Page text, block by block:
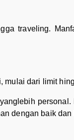
traveling.
mulai dari limit
dengan baik